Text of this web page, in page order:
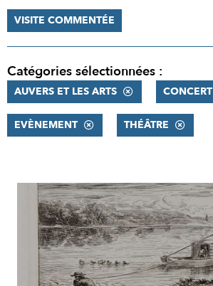
VISITE COMMENTÉE
Catégories sélectionnées :
AUVERS ET LES ARTS CONCERT
EVÈNEMENT THÉÂTRE
RÉSULTATS